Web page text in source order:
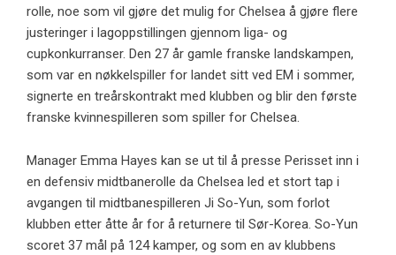
rolle, noe som vil gjøre det mulig for Chelsea å gjøre flere
justeringer i lagoppstillingen gjennom liga- og
cupkonkurranser. Den 27 år gamle franske landskampen,
som var en nøkkelspiller for landet sitt ved EM i sommer,
signerte en treårskontrakt med klubben og blir den første
franske kvinnespilleren som spiller for Chelsea.
Manager Emma Hayes kan se ut til å presse Perisset inn i
en defensiv midtbanerolle da Chelsea led et stort tap i
avgangen til midtbanespilleren Ji So-Yun, som forlot
klubben etter åtte år for å returnere til Sør-Korea. So-Yun
scoret 37 mål på 124 kamper, og som en av klubbens